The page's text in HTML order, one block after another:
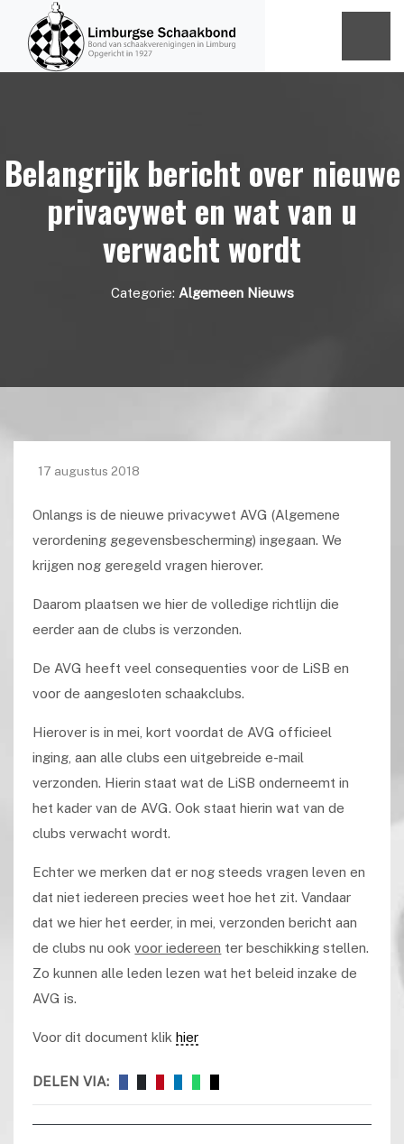
Belangrijk bericht over nieuwe
privacywet en wat van u
verwacht wordt
Categorie: Algemeen Nieuws
17 augustus 2018
Onlangs is de nieuwe privacywet AVG (Algemene
verordening gegevensbescherming) ingegaan. We
krijgen nog geregeld vragen hierover.
Daarom plaatsen we hier de volledige richtlijn die
eerder aan de clubs is verzonden.
De AVG heeft veel consequenties voor de LiSB en
voor de aangesloten schaakclubs.
Hierover is in mei, kort voordat de AVG officieel
inging, aan alle clubs een uitgebreide e-mail
verzonden. Hierin staat wat de LiSB onderneemt in
het kader van de AVG. Ook staat hierin wat van de
clubs verwacht wordt.
Echter we merken dat er nog steeds vragen leven en
dat niet iedereen precies weet hoe het zit. Vandaar
dat we hier het eerder, in mei, verzonden bericht aan
de clubs nu ookvoor iedereen ter beschikking stellen.
Zo kunnen alle leden lezen wat het beleid inzake de
AVG is.
Voor dit document klikhier
DELEN VIA: